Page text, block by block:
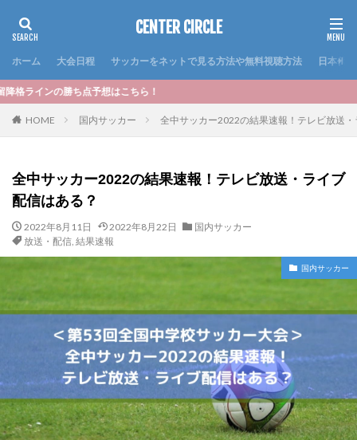
CENTER CIRCLE
ホーム 大会日程 サッカーをネットで見る方法や無料視聴方法 日本代表
こちら！
HOME 国内サッカー 全中サッカー2022の結果速報！テレビ放送
全中サッカー2022の結果速報！テレビ放送・ライブ
配信はある？
2022年8月11日 2022年8月22日
国内サッカー
放送・配信, 結果速報
国内サッカー